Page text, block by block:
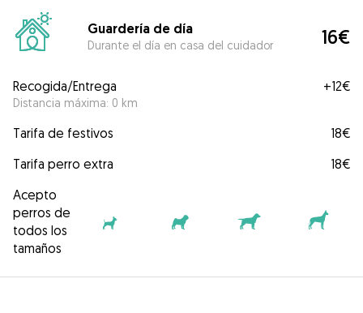
Guardería de día
Durante el día en casa del cuidador 16€
Recogida/Entrega
Distancia máxima: 0 km
+12€
Tarifa de festivos
18€
Tarifa perro extra
18€
Acepto
perros de
todos los
tamaños